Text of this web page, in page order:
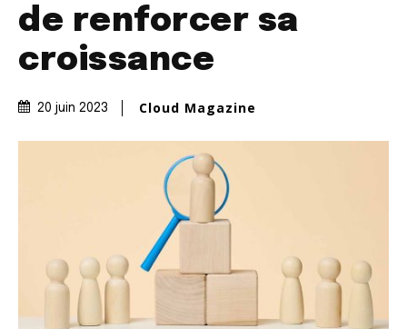
de renforcer sa
croissance
20 juin 2023 Cloud Magazine